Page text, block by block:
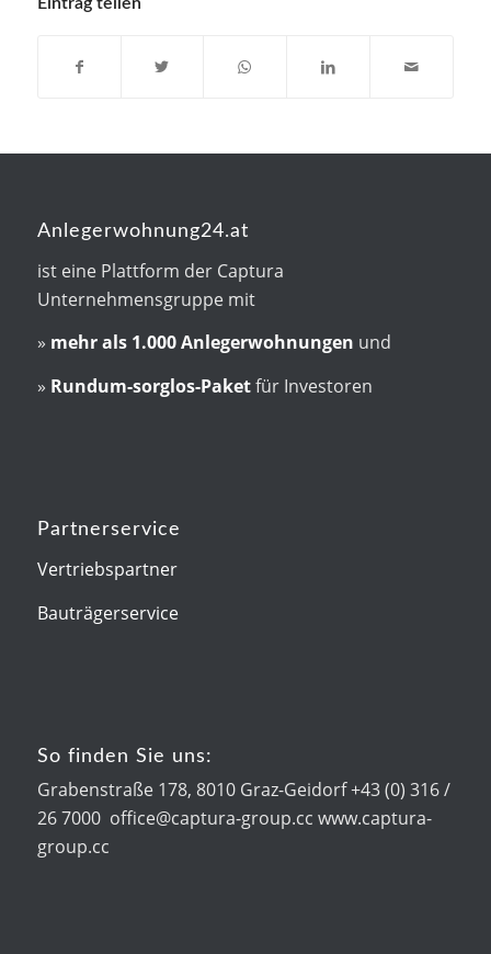
Anlegerwohnung24.at
ist eine Plattform der Captura
Unternehmensgruppe mit
» mehr als 1.000 Anlegerwohnungen und
» Rundum-sorglos-Paketfür Investoren
Partnerservice
Vertriebspartner
Bauträgerservice
So finden Sie uns:
Grabenstraße 178, 8010 Graz-Geidorf +43 (0) 316 /
26 7000 office@captura-group.cc www.captura-
group.cc